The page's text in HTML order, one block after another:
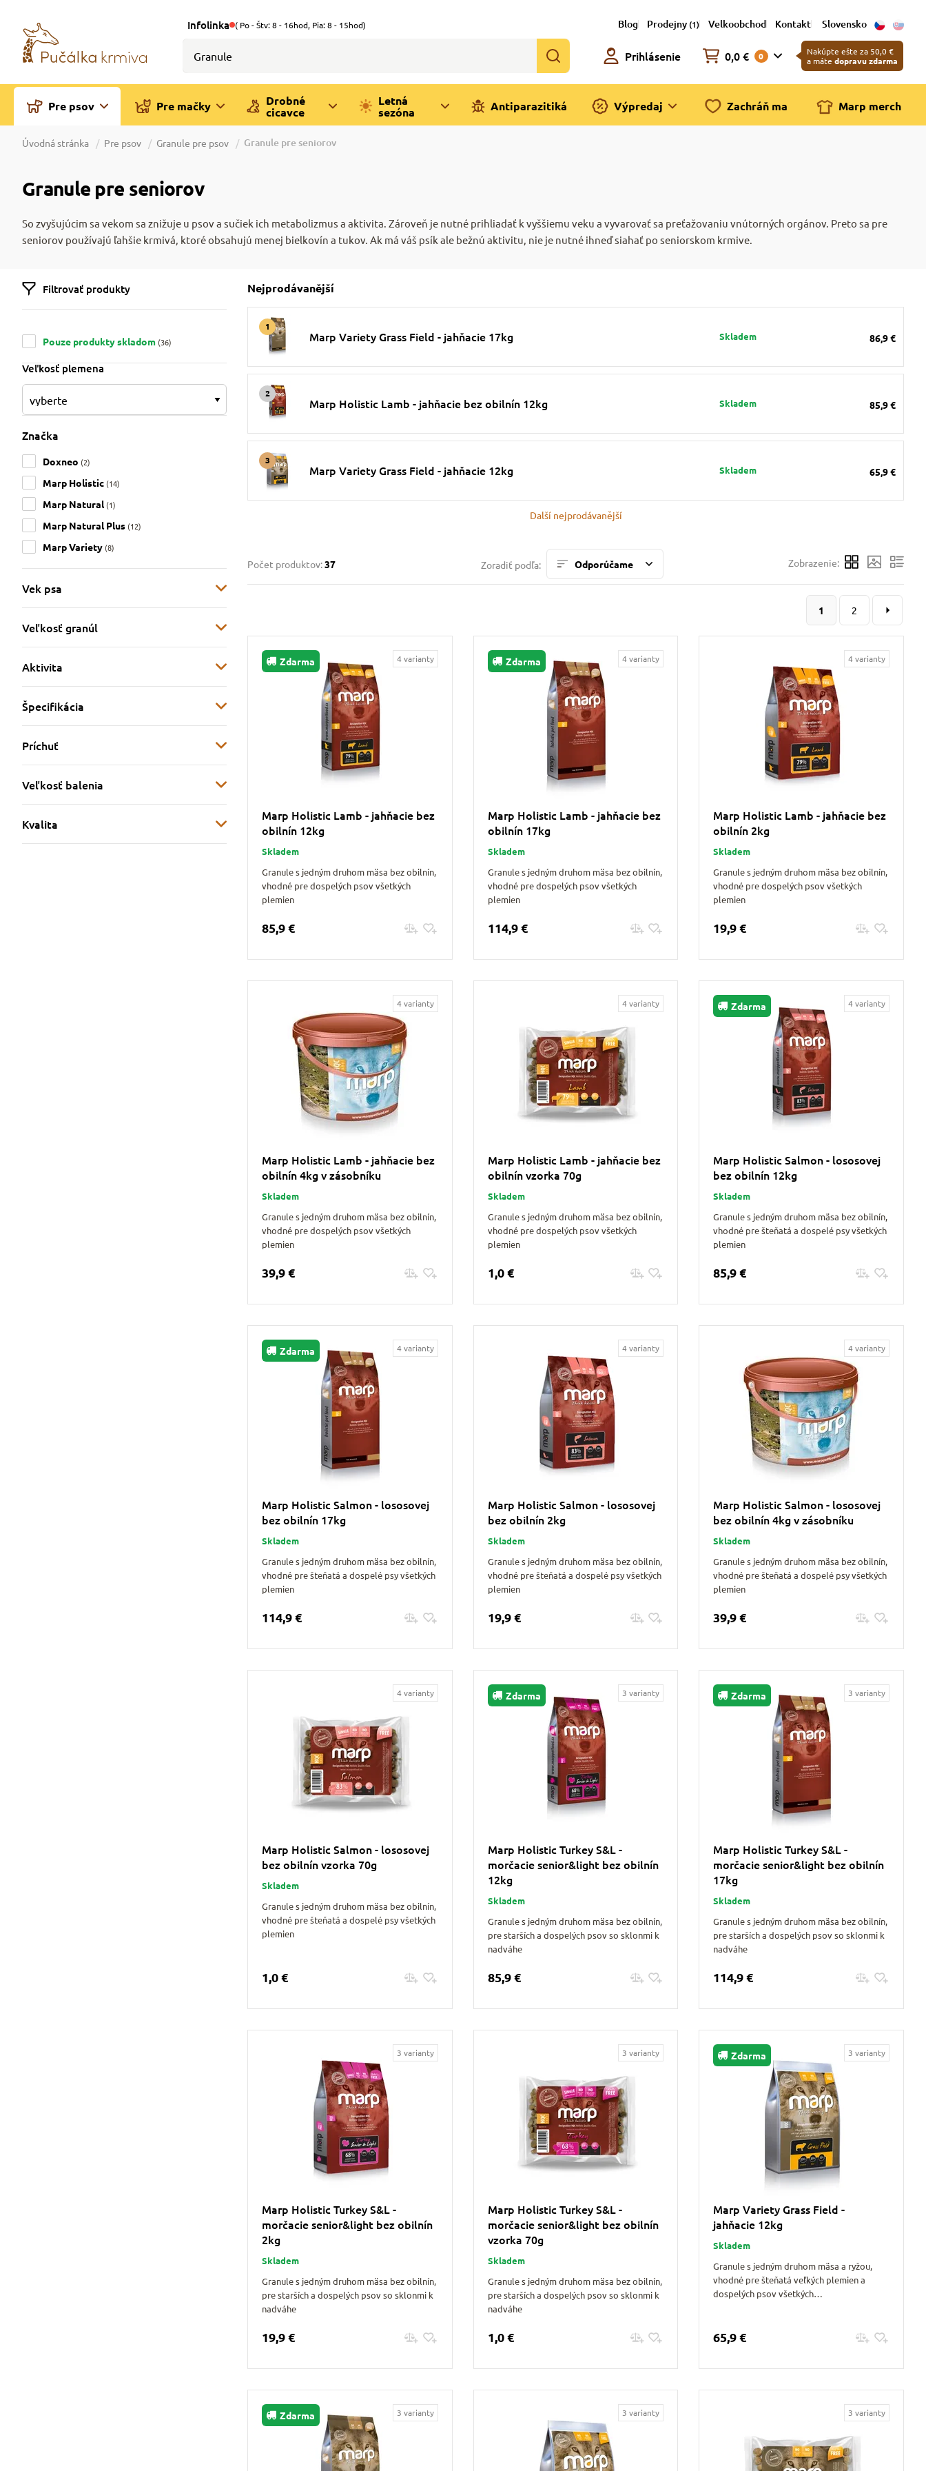
Infolinka ( Po - Štv: 8 - 16hod, Pia: 8 - 15hod) Blog Prodejny (1) Velkoobchod Kontakt Slovensko
Prihlásenie 0,0 € 0
Nakúpte ešte za 50,0 €
a máte dopravu zdarma
Pre psov Pre mačky
Drobné
cicavce
Letná
sezóna
Antiparazitiká Výpredaj Zachráň ma Marp merch
Úvodná stránka Pre psov Granule pre psov Granule pre seniorov
Granule pre seniorov
So zvyšujúcim sa vekom sa znižuje u psov a sučiek ich metabolizmus a aktivita. Zároveň je nutné prihliadať k vyššiemu veku a vyvarovať sa preťažovaniu vnútorných orgánov. Preto sa pre
seniorov používajú ľahšie krmivá, ktoré obsahujú menej bielkovín a tukov. Ak má váš psík ale bežnú aktivitu, nie je nutné ihneď siahať po seniorskom krmive.
Filtrovať produkty
Pouze produkty skladom(36)
Veľkosť plemena
Značka
Doxneo (2)
Marp Holistic(14)
Marp Natural(1)
Marp Natural Plus(12)
Marp Variety(8)
Vek psa
Veľkosť granúl
Aktivita
Špecifikácia
Príchuť
Veľkosť balenia
Kvalita
Nejprodávanější
Marp Variety Grass Field - jahňacie 17kg Skladem 86,9 €
Marp Holistic Lamb - jahňacie bez obilnín 12kg Skladem 85,9 €
Marp Variety Grass Field - jahňacie 12kg Skladem 65,9 €
Další nejprodávanější
Zoradiť podľa: Odporúčame
Počet produktov:37 Zobrazenie:
1 2
4 varianty
Zdarma
Marp Holistic Lamb - jahňacie bez
obilnín 12kg
Skladem
Granule s jedným druhom mäsa bez obilnín,
vhodné pre dospelých psov všetkých
plemien
85,9 €
4 varianty
Zdarma
Marp Holistic Lamb - jahňacie bez
obilnín 17kg
Skladem
Granule s jedným druhom mäsa bez obilnín,
vhodné pre dospelých psov všetkých
plemien
114,9 €
4 varianty
Marp Holistic Lamb - jahňacie bez
obilnín 2kg
Skladem
Granule s jedným druhom mäsa bez obilnín,
vhodné pre dospelých psov všetkých
plemien
19,9 €
4 varianty
Marp Holistic Lamb - jahňacie bez
obilnín 4kg v zásobníku
Skladem
Granule s jedným druhom mäsa bez obilnín,
vhodné pre dospelých psov všetkých
plemien
39,9 €
4 varianty
Marp Holistic Lamb - jahňacie bez
obilnín vzorka 70g
Skladem
Granule s jedným druhom mäsa bez obilnín,
vhodné pre dospelých psov všetkých
plemien
1,0 €
4 varianty
Zdarma
Marp Holistic Salmon - lososovej
bez obilnín 12kg
Skladem
Granule s jedným druhom mäsa bez obilnín,
vhodné pre šteňatá a dospelé psy všetkých
plemien
85,9 €
4 varianty
Zdarma
Marp Holistic Salmon - lososovej
bez obilnín 17kg
Skladem
Granule s jedným druhom mäsa bez obilnín,
vhodné pre šteňatá a dospelé psy všetkých
plemien
114,9 €
4 varianty
Marp Holistic Salmon - lososovej
bez obilnín 2kg
Skladem
Granule s jedným druhom mäsa bez obilnín,
vhodné pre šteňatá a dospelé psy všetkých
plemien
19,9 €
4 varianty
Marp Holistic Salmon - lososovej
bez obilnín 4kg v zásobníku
Skladem
Granule s jedným druhom mäsa bez obilnín,
vhodné pre šteňatá a dospelé psy všetkých
plemien
39,9 €
4 varianty
Marp Holistic Salmon - lososovej
bez obilnín vzorka 70g
Skladem
Granule s jedným druhom mäsa bez obilnín,
vhodné pre šteňatá a dospelé psy všetkých
plemien
1,0 €
3 varianty
Zdarma
Marp Holistic Turkey S&L -
morčacie senior&light bez obilnín
12kg
Skladem
Granule s jedným druhom mäsa bez obilnín,
pre starších a dospelých psov so sklonmi k
nadváhe
85,9 €
3 varianty
Zdarma
Marp Holistic Turkey S&L -
morčacie senior&light bez obilnín
17kg
Skladem
Granule s jedným druhom mäsa bez obilnín,
pre starších a dospelých psov so sklonmi k
nadváhe
114,9 €
3 varianty
Marp Holistic Turkey S&L -
morčacie senior&light bez obilnín
2kg
Skladem
Granule s jedným druhom mäsa bez obilnín,
pre starších a dospelých psov so sklonmi k
nadváhe
19,9 €
3 varianty
Marp Holistic Turkey S&L -
morčacie senior&light bez obilnín
vzorka 70g
Skladem
Granule s jedným druhom mäsa bez obilnín,
pre starších a dospelých psov so sklonmi k
nadváhe
1,0 €
3 varianty
Zdarma
Marp Variety Grass Field -
jahňacie 12kg
Skladem
Granule s jedným druhom mäsa a ryžou,
vhodné pre šteňatá veľkých plemien a
dospelých psov všetkých…
65,9 €
3 varianty
Zdarma 3 varianty 3 varianty